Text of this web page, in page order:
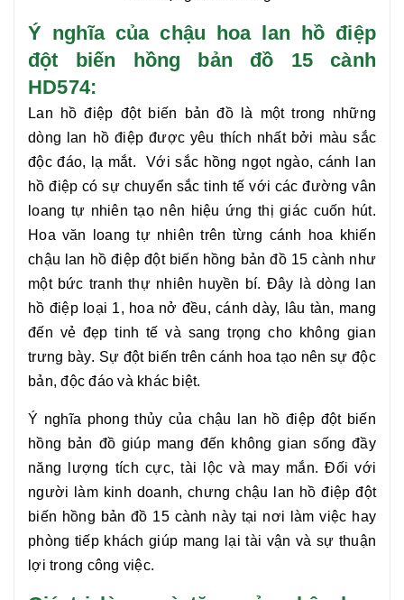
Ý nghĩa của chậu hoa lan hồ điệp
đột biến hồng bản đồ 15 cành
HD574:
Lan hồ điệp đột biến bản đồ là một trong những
dòng lan hồ điệp được yêu thích nhất bởi màu sắc
độc đáo, lạ mắt.
Với sắc hồng ngọt ngào, cánh lan
hồ điệp có sự chuyển sắc tinh tế với các đường vân
loang tự nhiên tạo nên hiệu ứng thị giác cuốn hút.
Hoa văn loang tự nhiên trên từng cánh hoa khiến
chậu lan hồ điệp đột biến hồng bản đồ 15 cành như
một bức tranh thự nhiên huyền bí. Đây là dòng lan
hồ điệp loại 1, hoa nở đều, cánh dày, lâu tàn, mang
đến vẻ đẹp tinh tế và sang trọng cho không gian
trưng bày. Sự đột biến trên cánh hoa tạo nên sự độc
bản, độc đáo và khác biệt.
Ý nghĩa phong thủy của chậu lan hồ điệp đột biến
hồng bản đồ giúp mang đến không gian sống đầy
năng lượng tích cực, tài lộc và may mắn. Đối với
người làm kinh doanh, chưng chậu
lan hồ điệp đột
biến hồng bản đồ 15 cành này tại nơi làm việc hay
phòng tiếp khách giúp mang lại tài vận và sự thuận
lợi trong công việc.